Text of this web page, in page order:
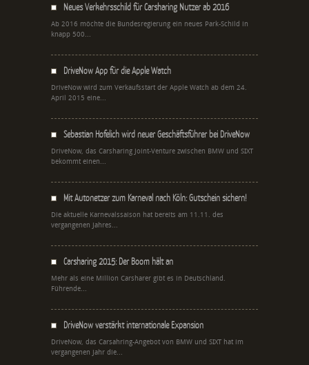
Neues Verkehrsschild für Carsharing Nutzer ab 2016
Ab 2016 möchte die Bundesregierung ein neues Park-Schild in
knapp 500...
DriveNow App für die Apple Watch
DriveNow wird zum Verkaufsstart der Apple Watch ab dem 24.
April 2015 eine...
Sebastian Hofelich wird neuer Geschäftsführer bei DriveNow
DriveNow, das Carsharing Joint-Venture zwischen BMW und SIXT
bekommt einen...
Mit Autonetzer zum Karneval nach Köln: Gutschein sichern!
Die aktuelle Karnevalssaison hat bereits am 11.11. des
vergangenen Jahres...
Carsharing 2015: Der Boom hält an
Mehr als eine Million Carsharer gibt es in Deutschland.
Führende...
DriveNow verstärkt internationale Expansion
DriveNow, das Carsahring-Angebot von BMW und SIXT hat im
vergangenen Jahr die...